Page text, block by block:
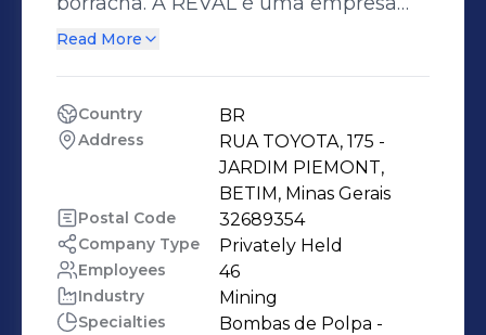
fabricante de Bombas Centrífugas de
Reversível, Mangotes e Curvas de
Borracha, Artefatos de Borracha. A
assistência técnica da REVAL é
formada por colaboradores
especializados e uma estrutura sólida,
além de um estoque de peças de
reposição bastante expressivo para
Read More
Country BR
Address
RUA TOYOTA, 175 -
JARDIM PIEMONT,
BETIM, Minas Gerais
Postal Code 32689354
Company Type Privately Held
Employees 46
Industry Mining
Specialties
Bombas de Polpa -